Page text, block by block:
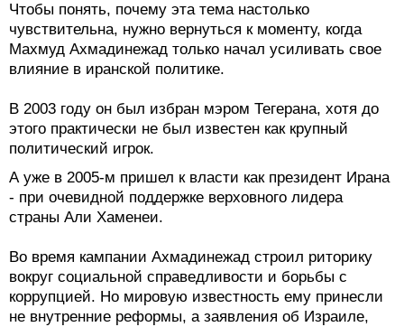
Чтобы понять, почему эта тема настолько
чувствительна, нужно вернуться к моменту, когда
Махмуд Ахмадинежад только начал усиливать свое
влияние в иранской политике.
В 2003 году он был избран мэром Тегерана, хотя до
этого практически не был известен как крупный
политический игрок.
А уже в 2005-м пришел к власти как президент Ирана
- при очевидной поддержке верховного лидера
страны Али Хаменеи.
Во время кампании Ахмадинежад строил риторику
вокруг социальной справедливости и борьбы с
коррупцией. Но мировую известность ему принесли
не внутренние реформы, а заявления об Израиле,